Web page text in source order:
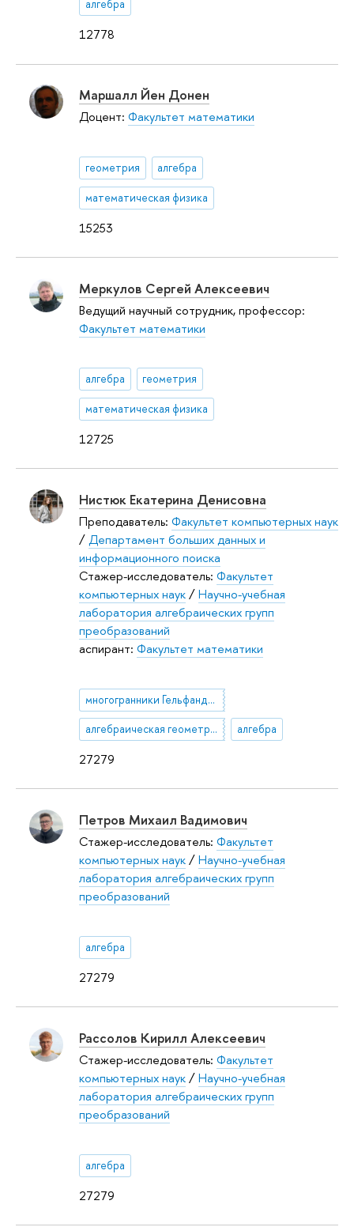
12778
алгебра
15253
Маршалл Йен Донен
Доцент: Факультет математики
геометрия алгебра
математическая физика
12725
Меркулов Сергей Алексеевич
Ведущий научный сотрудник, профессор:
Факультет математики
алгебра геометрия
математическая физика
27279
Нистюк Екатерина Денисовна
Преподаватель: Факультет компьютерных наук
/Департамент больших данных и
информационного поиска
Стажер-исследователь: Факультет
компьютерных наук/Научно-учебная
лаборатория алгебраических групп
преобразований
аспирант: Факультет математики
многогранники Гельфанда–Цетлина
алгебраическая геометрия алгебра
27279
Петров Михаил Вадимович
Стажер-исследователь: Факультет
компьютерных наук/Научно-учебная
лаборатория алгебраических групп
преобразований
алгебра
27279
Рассолов Кирилл Алексеевич
Стажер-исследователь: Факультет
компьютерных наук/Научно-учебная
лаборатория алгебраических групп
преобразований
алгебра